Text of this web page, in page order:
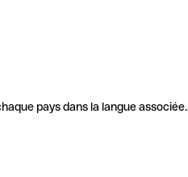
pays dans la langue associée.